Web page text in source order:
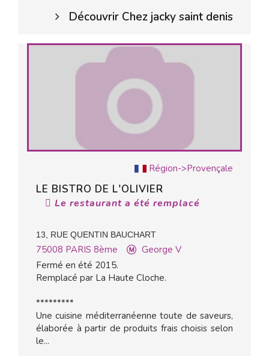
Découvrir Chez jacky saint denis
Région->Provençale
LE BISTRO DE L'OLIVIER
Le restaurant a été remplacé
13, RUE QUENTIN BAUCHART
75008 PARIS 8ème
George V
Fermé en été 2015.
Remplacé par La Haute Cloche.
*********
Une cuisine méditerranéenne toute de saveurs,
élaborée à partir de produits frais choisis selon
le...